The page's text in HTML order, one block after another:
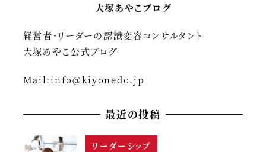
大塚あやこブログ
経営者・リーダーの認識変容コンサルタント
大塚あやこ公式ブログ
Mail:info@kiyonedo.jp
最近の投稿
リーダーシップ